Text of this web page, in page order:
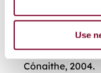
Use
Tabhair do
nach mór an
na dTithe
ar Cíos), 1996
Cónaithe, 2004.